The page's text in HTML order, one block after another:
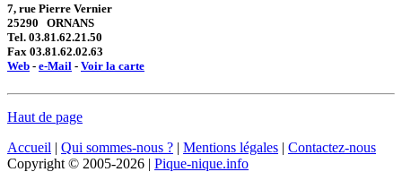
7, rue Pierre Vernier
25290 ORNANS
Tel. 03.81.62.21.50
Fax 03.81.62.02.63
Web - e-Mail - Voir la carte
Haut de page
Accueil | Qui sommes-nous ? | Mentions légales | Contactez-nous
Copyright © 2005-2026 | Pique-nique.info